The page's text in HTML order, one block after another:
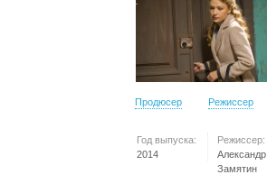
Продюсер Режиссер
Год выпуска:
2014
Режиссер:
Александр
Замятин